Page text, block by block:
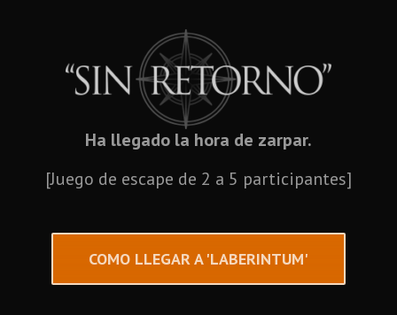
Ha llegado la hora de zarpar.
[Juego de escape de 2 a 5 participantes]
COMO LLEGAR A 'LABERINTUM'